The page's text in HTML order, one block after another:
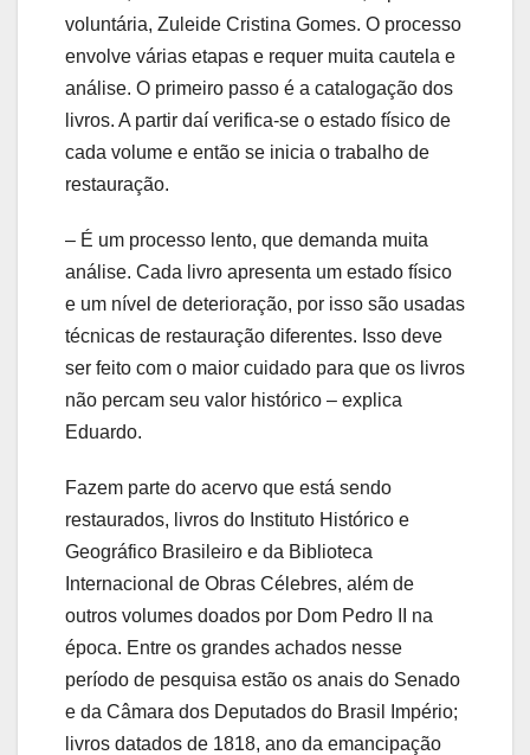
voluntária, Zuleide Cristina Gomes. O processo
envolve várias etapas e requer muita cautela e
análise. O primeiro passo é a catalogação dos
livros. A partir daí verifica-se o estado físico de
cada volume e então se inicia o trabalho de
restauração.
– É um processo lento, que demanda muita
análise. Cada livro apresenta um estado físico
e um nível de deterioração, por isso são usadas
técnicas de restauração diferentes. Isso deve
ser feito com o maior cuidado para que os livros
não percam seu valor histórico – explica
Eduardo.
Fazem parte do acervo que está sendo
restaurados, livros do Instituto Histórico e
Geográfico Brasileiro e da Biblioteca
Internacional de Obras Célebres, além de
outros volumes doados por Dom Pedro II na
época. Entre os grandes achados nesse
período de pesquisa estão os anais do Senado
e da Câmara dos Deputados do Brasil Império;
livros datados de 1818, ano da emancipação